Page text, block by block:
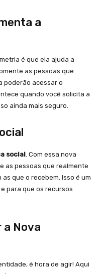
a
é que ela ajuda a
as pessoas que
poderão acessar o
quando você solicita a
ainda mais seguro.
social. Com essa nova
as pessoas que realmente
que o recebem. Isso é um
e para que os recursos
a Nova
é hora de agir! Aqui